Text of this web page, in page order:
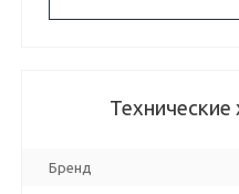
Технические
Бренд